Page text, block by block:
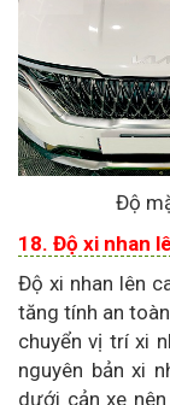
Độ
18. Độ xi nhan
Độ xi nhan lên
tăng tính an
chuyển vị trí xi
nguyên bản xi
dưới cản xe